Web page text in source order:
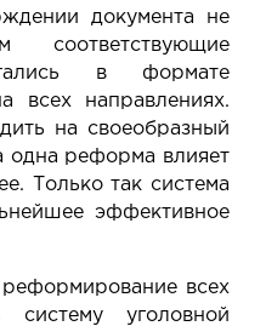
документа не
в формате
всех направлениях.
на своеобразный
одна реформа влияет
Только так система
эффективное
всех
уголовной